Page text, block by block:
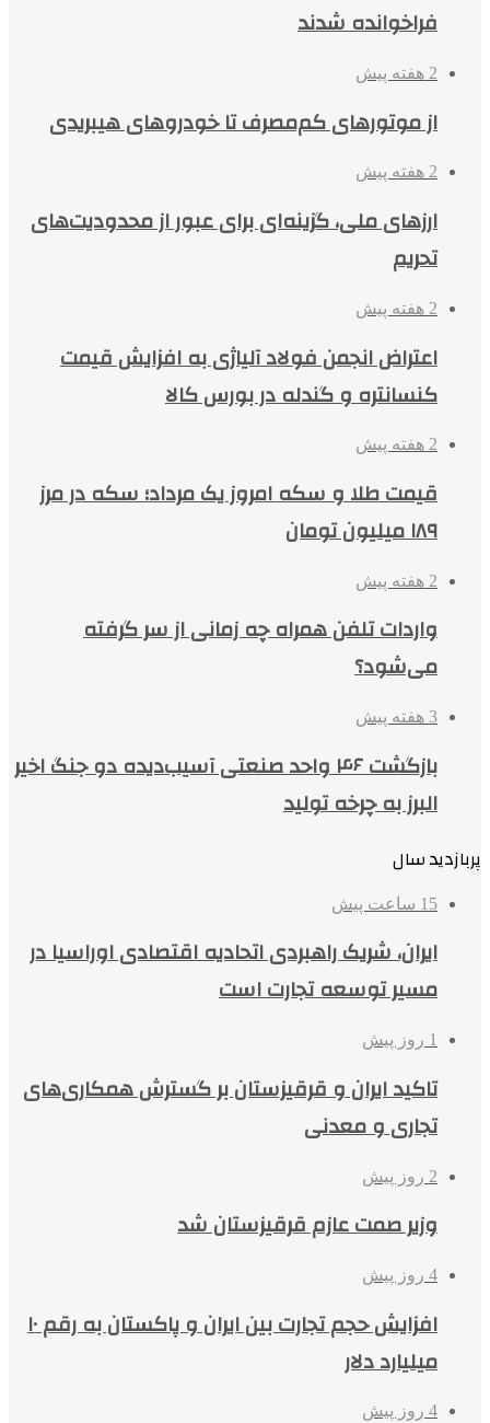
فراخوانده شدند
2 هفته پیش
از موتورهای کم‌مصرف تا خودروهای هیبریدی
2 هفته پیش
ارزهای ملی، گزینه‌ای برای عبور از محدودیت‌های
تحریم
2 هفته پیش
اعتراض انجمن فولاد آلیاژی به افزایش قیمت
کنسانتره و گندله در بورس کالا
2 هفته پیش
قیمت طلا و سکه امروز یک مرداد؛ سکه در مرز
۱۸۹ میلیون تومان
2 هفته پیش
واردات تلفن همراه چه زمانی از سر گرفته
می‌شود؟
3 هفته پیش
بازگشت ۴۶ واحد صنعتی آسیب‌دیده دو جنگ اخیر
البرز به چرخه تولید
پربازدید سال
15 ساعت پیش
ایران، شریک راهبردی اتحادیه اقتصادی اوراسیا در
مسیر توسعه تجارت است
1 روز پیش
تاکید ایران و قرقیزستان بر گسترش همکاری‌های
تجاری و معدنی
2 روز پیش
وزیر صمت عازم قرقیزستان شد
4 روز پیش
افزایش حجم تجارت بین ایران و پاکستان به رقم ۱۰
میلیارد دلار
4 روز پیش